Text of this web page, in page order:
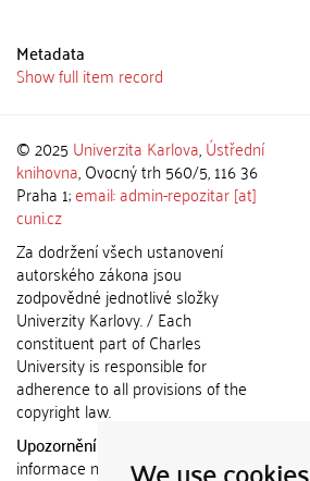
Metadata
Show full item record
© 2025 Univerzita Karlova,Ústřední
knihovna, Ovocný trh 560/5, 116 36
Praha 1;email: admin-repozitar [at]
cuni.cz
Za dodržení všech ustanovení
autorského zákona jsou
zodpovědné jednotlivé složky
Univerzity Karlovy. / Each
constituent part of Charles
University is responsible for
adherence to all provisions of the
copyright law.
Upozornění / Notice:
informace nemohou být použity k